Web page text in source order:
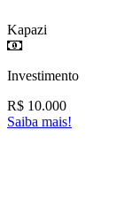
Kapazi
Investimento
R$ 10.000
Saiba mais!